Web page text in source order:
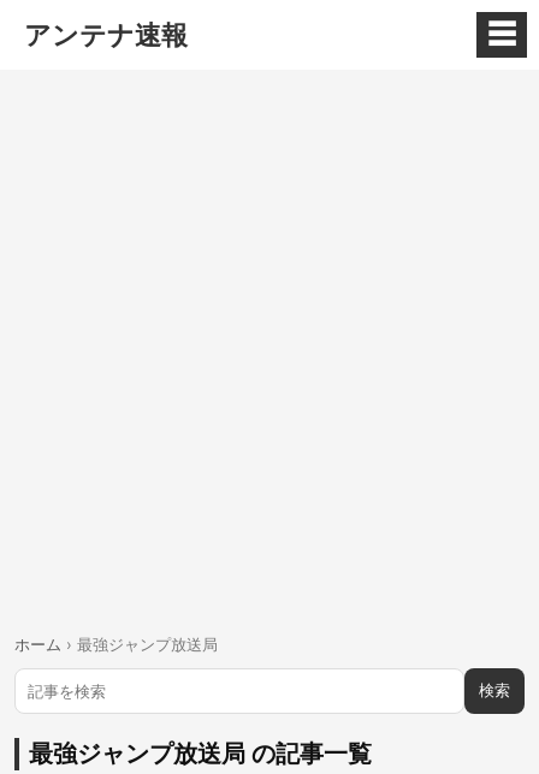
アンテナ速報 ☰
ホーム › 最強ジャンプ放送局
検索
最強ジャンプ放送局 の記事一覧